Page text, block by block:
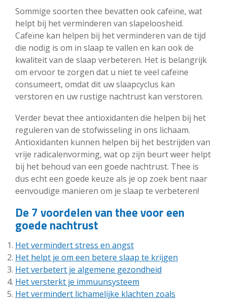
Sommige soorten thee bevatten ook cafeïne, wat
helpt bij het verminderen van slapeloosheid.
Cafeïne kan helpen bij het verminderen van de tijd
die nodig is om in slaap te vallen en kan ook de
kwaliteit van de slaap verbeteren. Het is belangrijk
om ervoor te zorgen dat u niet te veel cafeïne
consumeert, omdat dit uw slaapcyclus kan
verstoren en uw rustige nachtrust kan verstoren.
Verder bevat thee antioxidanten die helpen bij het
reguleren van de stofwisseling in ons lichaam.
Antioxidanten kunnen helpen bij het bestrijden van
vrije radicalenvorming, wat op zijn beurt weer helpt
bij het behoud van een goede nachtrust. Thee is
dus echt een goede keuze als je op zoek bent naar
eenvoudige manieren om je slaap te verbeteren!
De 7 voordelen van thee voor een
goede nachtrust
Het vermindert stress en angst
Het helpt je om een betere slaap te krijgen
Het verbetert je algemene gezondheid
Het versterkt je immuunsysteem
Het vermindert lichamelijke klachten zoals